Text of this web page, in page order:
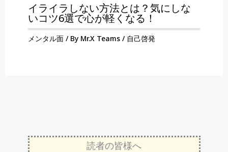
イライラしない方法とは？気にしな
いコツ6選で心が軽くなる！
メンタル面/ By Mr.X Teams / 自己啓発
読者の皆様へ